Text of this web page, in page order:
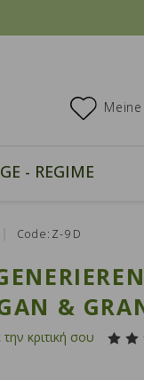
- REGIME
Code:Z-9D
&
κριτική σου